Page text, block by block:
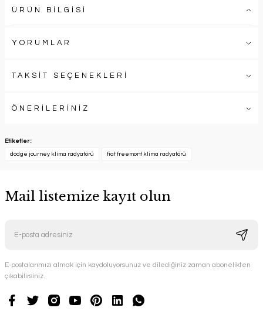
ÜRÜN BİLGİSİ
YORUMLAR
TAKSİT SEÇENEKLERİ
ÖNERİLERİNİZ
Etiketler :
dodge journey klima radyatörü fiat freemont klima radyatörü
Mail listemize kayıt olun
E-postalarımızı almak için kaydoluyorsunuz ve dilediğiniz zaman abonelikten
çıkabilirsiniz.